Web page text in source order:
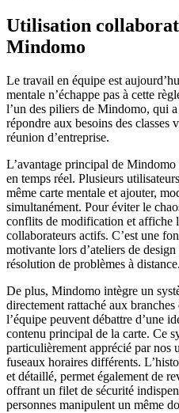
Utilisation
Mindomo
Le travail en équipe est
mentale n’échappe pas à cette
l’un des piliers de Mindomo, qui
répondre aux besoins des classes
réunion d’entreprise.
L’avantage principal de
en temps réel. Plusieurs
même carte mentale et ajouter,
simultanément. Pour éviter le
conflits de modification et affiche
collaborateurs actifs. C’est une
motivante lors d’ateliers de
résolution de problèmes à distance.
De plus, Mindomo intègre un
directement rattaché aux
l’équipe peuvent débattre d’une
contenu principal de la carte. Ce
particulièrement apprécié par nos
fuseaux horaires différents.
et détaillé, permet également de
offrant un filet de sécurité
personnes manipulent un même